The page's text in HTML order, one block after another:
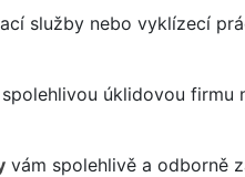
služby nebo vyklízecí
úklidovou
vám spolehlivě a odborně